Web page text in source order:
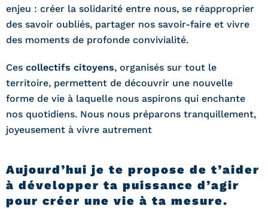
enjeu : créer la solidarité entre nous, se réapproprier
des savoir oubliés, partager nos savoir-faire et vivre
des moments de profonde convivialité.
Ces collectifs citoyens, organisés sur tout le
territoire, permettent de découvrir une nouvelle
forme de vie à laquelle nous aspirons qui enchante
nos quotidiens. Nous nous préparons tranquillement,
joyeusement à vivre autrement
Aujourd’hui je te propose de t’aider
à développer ta puissance d’agir
pour créer une vie à ta mesure.